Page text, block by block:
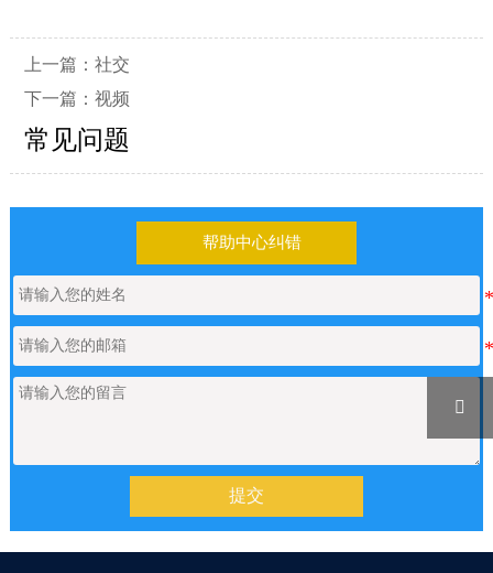
上一篇： 社交
下一篇： 视频
常见问题
帮助中心纠错
提交
